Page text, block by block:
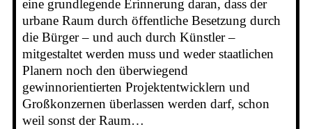
eine grundlegende Erinnerung daran, dass der
urbane Raum durch öffentliche Besetzung durch
die Bürger – und auch durch Künstler –
mitgestaltet werden muss und weder staatlichen
Planern noch den überwiegend
gewinnorientierten Projektentwicklern und
Großkonzernen überlassen werden darf, schon
weil sonst der Raum…